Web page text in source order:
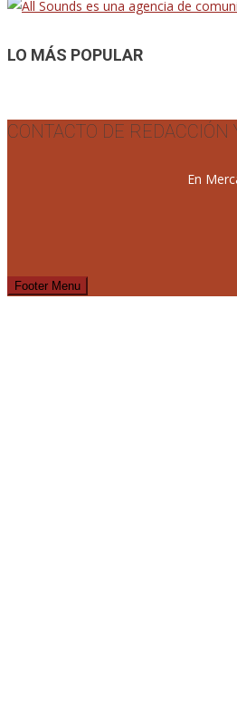
de
entradas
LO MÁS POPULAR
CONTACTO DE REDACCIÓN
En
Footer Menu